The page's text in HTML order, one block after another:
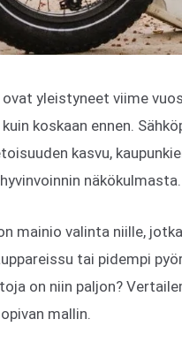
yleistyneet viime
koskaan ennen.
kasvu,
näkökulmasta.
mainio valinta niille,
tai pidempi
on niin paljon?
mallin.